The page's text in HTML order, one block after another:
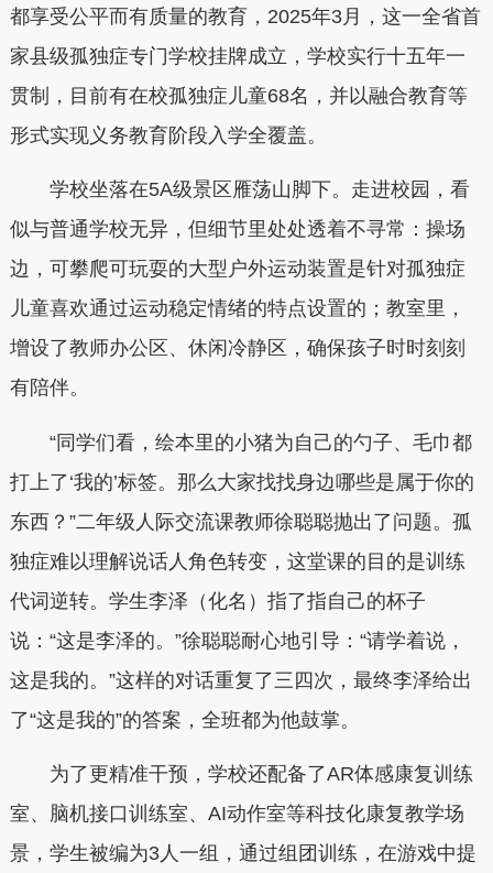
都享受公平而有质量的教育，2025年3月，这一全省首
家县级孤独症专门学校挂牌成立，学校实行十五年一
贯制，目前有在校孤独症儿童68名，并以融合教育等
形式实现义务教育阶段入学全覆盖。
学校坐落在5A级景区雁荡山脚下。走进校园，看
似与普通学校无异，但细节里处处透着不寻常：操场
边，可攀爬可玩耍的大型户外运动装置是针对孤独症
儿童喜欢通过运动稳定情绪的特点设置的；教室里，
增设了教师办公区、休闲冷静区，确保孩子时时刻刻
有陪伴。
“同学们看，绘本里的小猪为自己的勺子、毛巾都
打上了‘我的’标签。那么大家找找身边哪些是属于你的
东西？”二年级人际交流课教师徐聪聪抛出了问题。孤
独症难以理解说话人角色转变，这堂课的目的是训练
代词逆转。学生李泽（化名）指了指自己的杯子
说：“这是李泽的。”徐聪聪耐心地引导：“请学着说，
这是我的。”这样的对话重复了三四次，最终李泽给出
了“这是我的”的答案，全班都为他鼓掌。
为了更精准干预，学校还配备了AR体感康复训练
室、脑机接口训练室、AI动作室等科技化康复教学场
景，学生被编为3人一组，通过组团训练，在游戏中提